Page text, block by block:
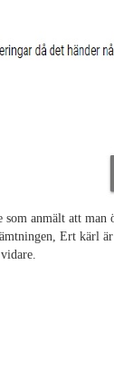
anmält att man
Ert kärl